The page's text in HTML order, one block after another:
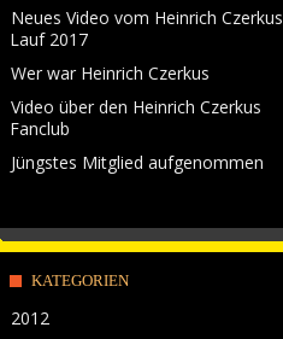
Neues Video vom Heinrich Czerkus
Lauf 2017
Wer war Heinrich Czerkus
Video über den Heinrich Czerkus
Fanclub
Jüngstes Mitglied aufgenommen
KATEGORIEN
2012